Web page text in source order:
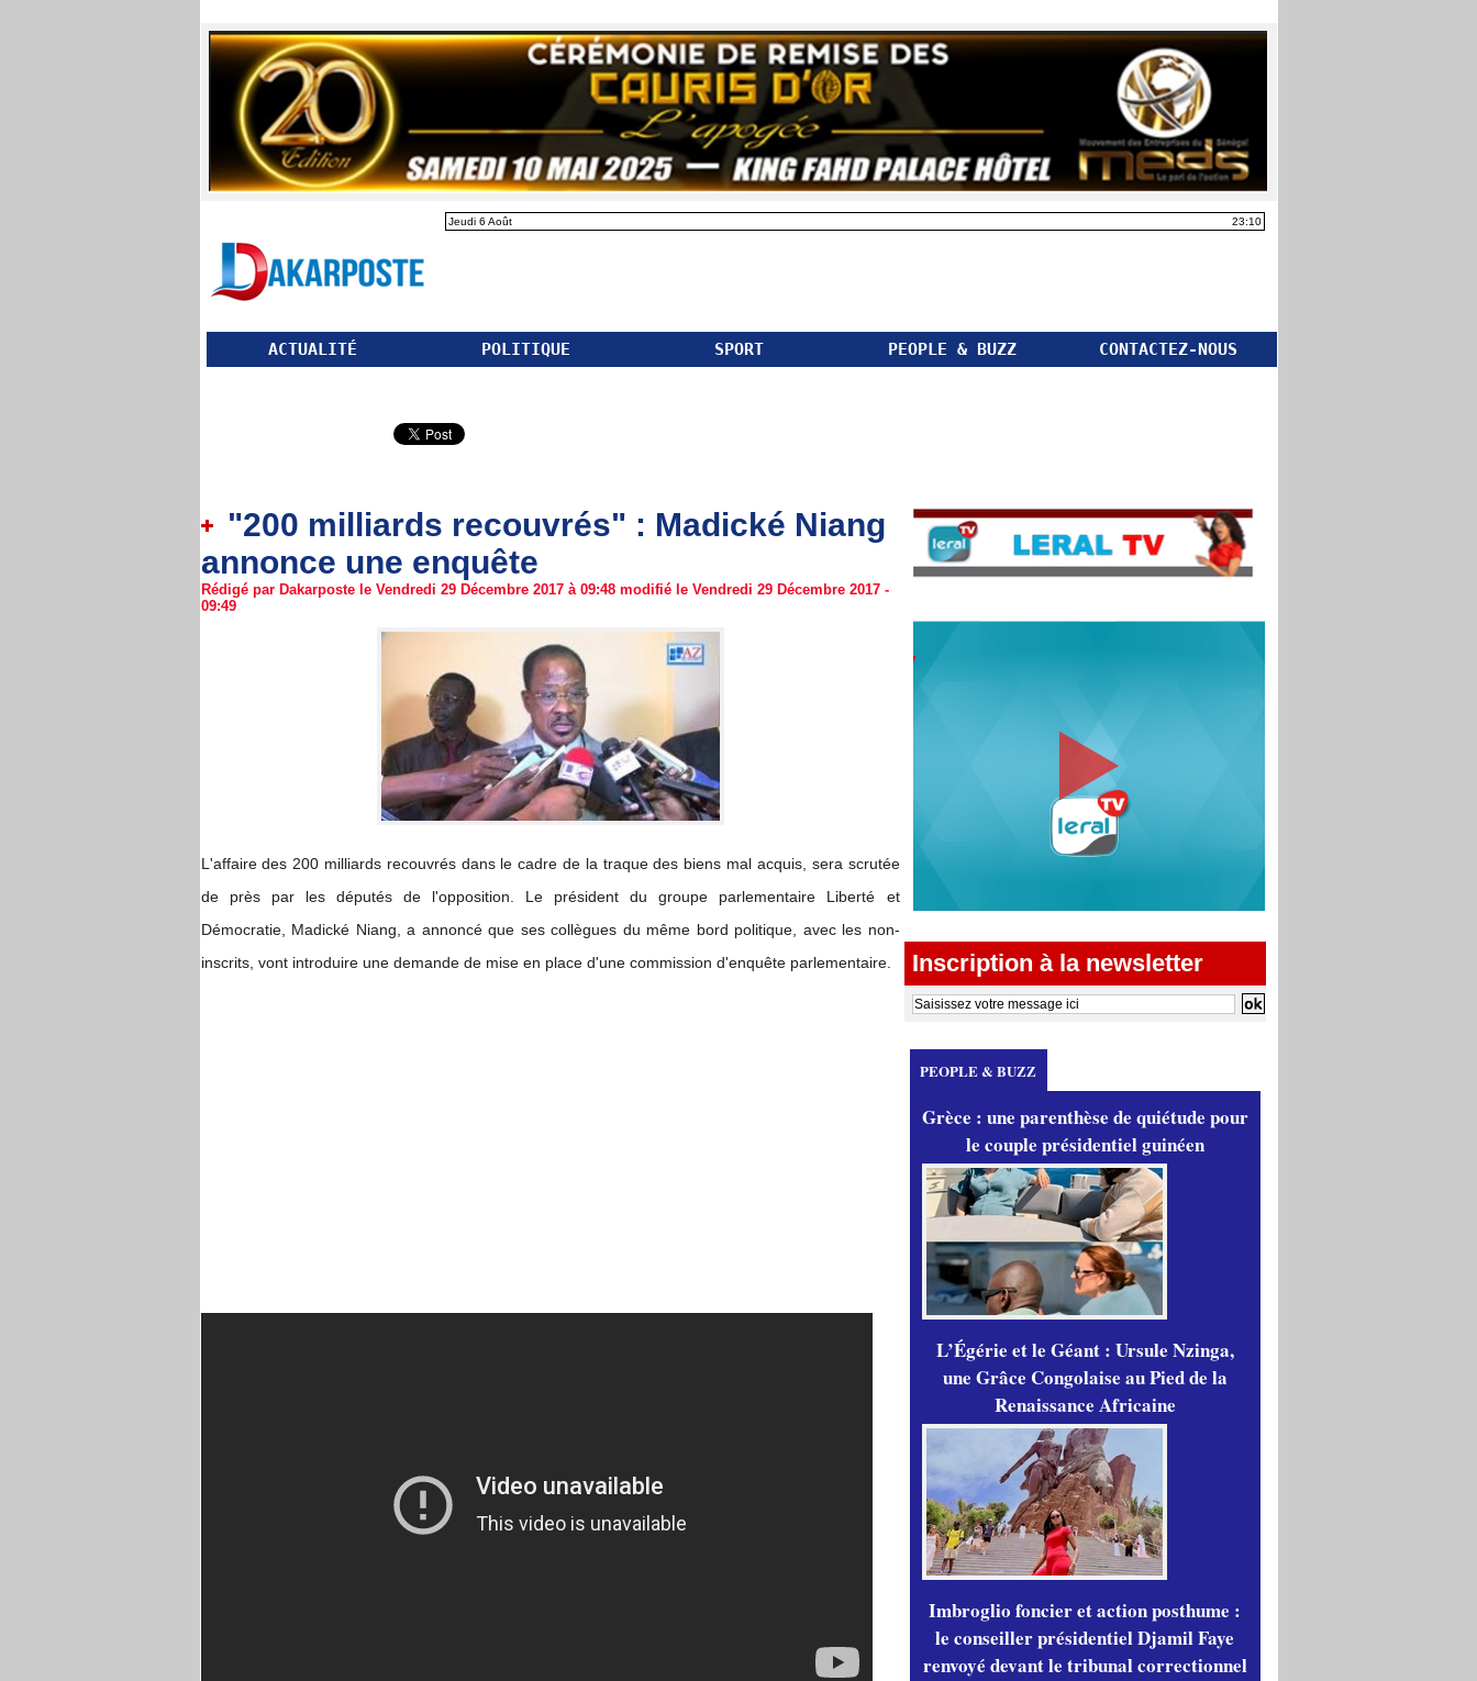
Jeudi 6 Août 23:10
ACTUALITÉ POLITIQUE SPORT PEOPLE & BUZZ CONTACTEZ-NOUS
"200 milliards recouvrés" : Madické Niang
annonce une enquête
Rédigé par Dakarposte le Vendredi 29 Décembre 2017 à 09:48 modifié le Vendredi 29 Décembre 2017 -
09:49
L'affaire des 200 milliards recouvrés dans le cadre de la traque des biens mal acquis, sera scrutée
de près par les députés de l'opposition. Le président du groupe parlementaire Liberté et
Démocratie, Madické Niang, a annoncé que ses collègues du même bord politique, avec les non-
inscrits, vont introduire une demande de mise en place d'une commission d'enquête parlementaire.
Inscription à la newsletter
PEOPLE & BUZZ
Grèce : une parenthèse de quiétude pour
le couple présidentiel guinéen
L’Égérie et le Géant : Ursule Nzinga,
une Grâce Congolaise au Pied de la
Renaissance Africaine
Imbroglio foncier et action posthume :
le conseiller présidentiel Djamil Faye
renvoyé devant le tribunal correctionnel